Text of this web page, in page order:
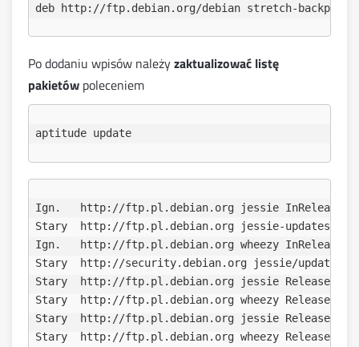
Po dodaniu wpisów należyzaktualizować listę
pakietów poleceniem
aptitude update
Ign.   http://ftp.pl.debian.org jessie InRelease
Stary  http://
Ign.   http://ftp.pl.debian.org
Stary  http://security.debian.org jessie/updates
Stary  http://ftp.pl.debian.org jessie Release.gpg
Stary  http://ftp.pl.debian.org wheezy
Stary  http://ftp.pl.debian.org jessie
Stary  http://ftp.pl.debian.org wheezy